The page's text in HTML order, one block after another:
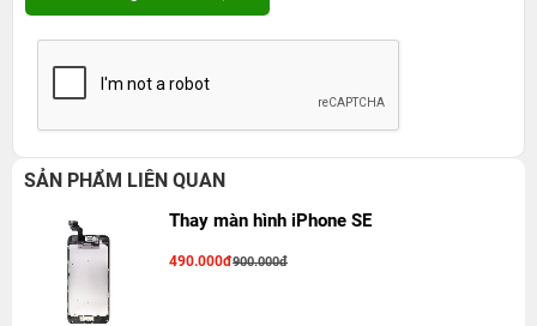
SẢN PHẨM LIÊN QUAN
Thay màn hình iPhone SE
490.000đ900.000đ